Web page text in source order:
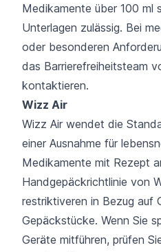
Medikamente über 100 ml
Unterlagen zulässig. Bei
oder besonderen
das Barrierefreiheitsteam
kontaktieren.
Wizz Air
Wizz Air wendet die
einer Ausnahme für
Medikamente mit Rezept
Handgepäckrichtlinie von
restriktiveren in Bezug auf
Gepäckstücke. Wenn Sie
Geräte mitführen, prüfen